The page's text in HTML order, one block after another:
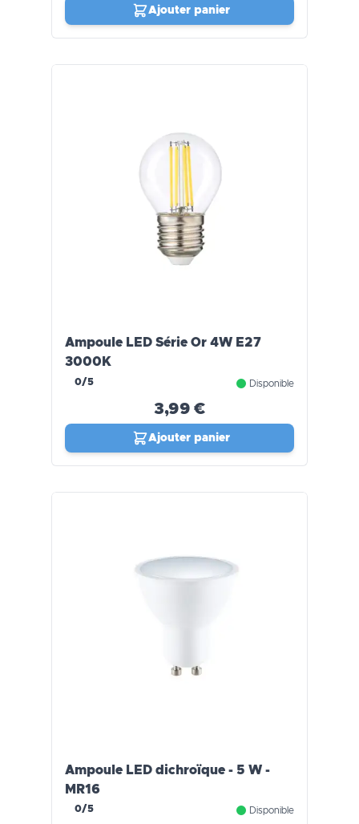
Ajouter panier
Ampoule LED Série Or 4W E27
3000K
0/5 Disponible
3,99 €
Ajouter panier
Ampoule LED dichroïque - 5 W -
MR16
0/5 Disponible